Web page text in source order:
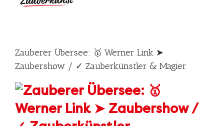
Zauberer Übersee: 🥇 Werner Link ➤
Zaubershow / ✓ Zauberkünstler & Magier